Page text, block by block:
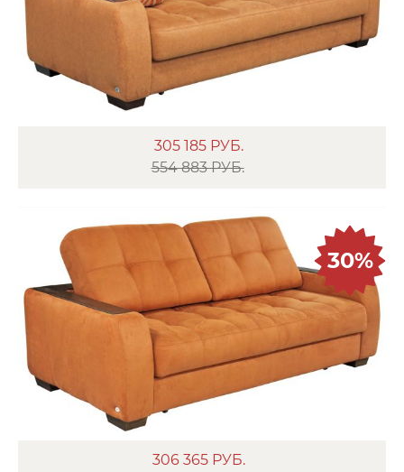
305 185 РУБ.
554 883 РУБ.
306 365 РУБ.
30%